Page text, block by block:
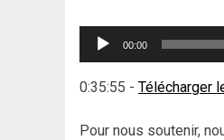
Lecteur
00:00
0:35:55 - Télécharger
Pour nous soutenir,